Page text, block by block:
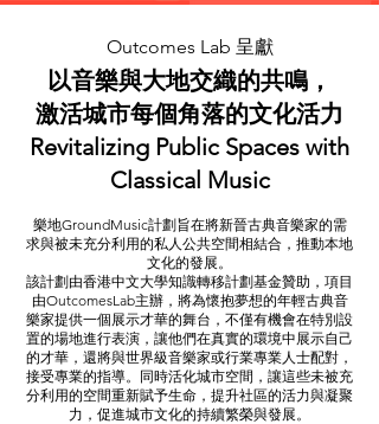
Outcomes Lab 呈獻
以音樂與大地交織的共鳴，
激活城市每個角落的文化活力
Revitalizing Public Spaces with
Classical Music
樂地GroundMusic計劃旨在將新晉古典音樂家的需
求與被未充分利用的私人公共空間相結合，推動本地
文化的發展。
該計劃由香港中文大學知識轉移計劃基金贊助，項目
由OutcomesLab主辦，將為懷抱夢想的年輕古典音
樂家提供一個展示才華的舞台，不僅有機會在特別設
置的場地進行表演，讓他們在真實的環境中展示自己
的才華，還將與世界級音樂家或行業專業人士配對，
接受專業的指導。同時活化城市空間，讓這些未被充
分利用的空間重新賦予生命，提升社區的活力與凝聚
力，促進城市文化的持續繁榮與發展。